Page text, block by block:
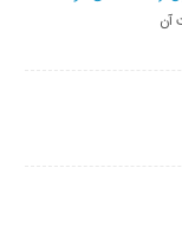
آن